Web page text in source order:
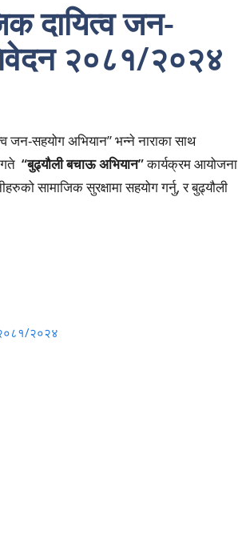
दायित्व जन-
२०८१/२०२४
जन-सहयोग अभियान” भन्ने नाराका साथ
“बुढ्यौली बचाऊ अभियान”कार्यक्रम आयोजना
सामाजिक सुरक्षामा सहयोग गर्नु, र बुढ्यौली
२०८१/२०२४